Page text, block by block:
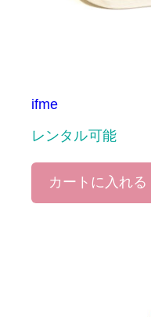
ifme
レンタル可能
カートに入れる